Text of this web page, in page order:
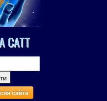
CATT
сайта